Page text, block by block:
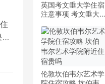
英国考文垂大学住宿
注意事项 考文垂大
少钱
伦敦坎伯韦尔艺术学